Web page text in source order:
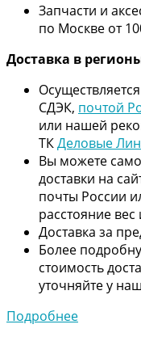
Запчасти и
по Москве от
Доставка в
СДЭК, почтой
или нашей
ТКДеловые
Вы можете
доставки на
почты России
расстояние
Доставка за
Более
стоимость
уточняйте у
Подробнее